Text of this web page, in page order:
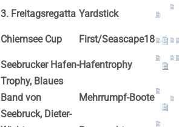
3. Freitagsregatta Yardstick
Chiemsee Cup First/Seascape18
Seebrucker Hafen-
Trophy, Blaues
Band von
Seebruck, Dieter-
Hafentrophy
Mehrrumpf-Boote